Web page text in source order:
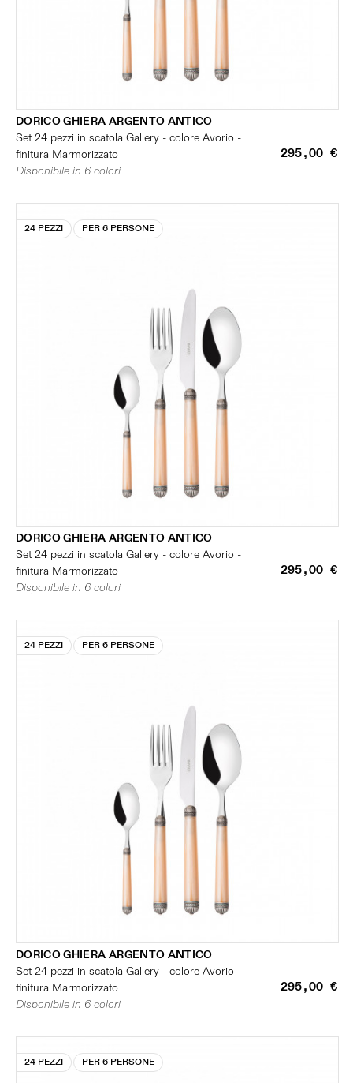
DORICO GHIERA ARGENTO ANTICO
Set 24 pezzi in scatola Gallery - colore Avorio -
finitura Marmorizzato
295,00 €
Disponibile in 6 colori
24 PEZZI PER 6 PERSONE
DORICO GHIERA ARGENTO ANTICO
Set 24 pezzi in scatola Gallery - colore Avorio -
finitura Marmorizzato
295,00 €
Disponibile in 6 colori
24 PEZZI PER 6 PERSONE
DORICO GHIERA ARGENTO ANTICO
Set 24 pezzi in scatola Gallery - colore Avorio -
finitura Marmorizzato
295,00 €
Disponibile in 6 colori
24 PEZZI PER 6 PERSONE